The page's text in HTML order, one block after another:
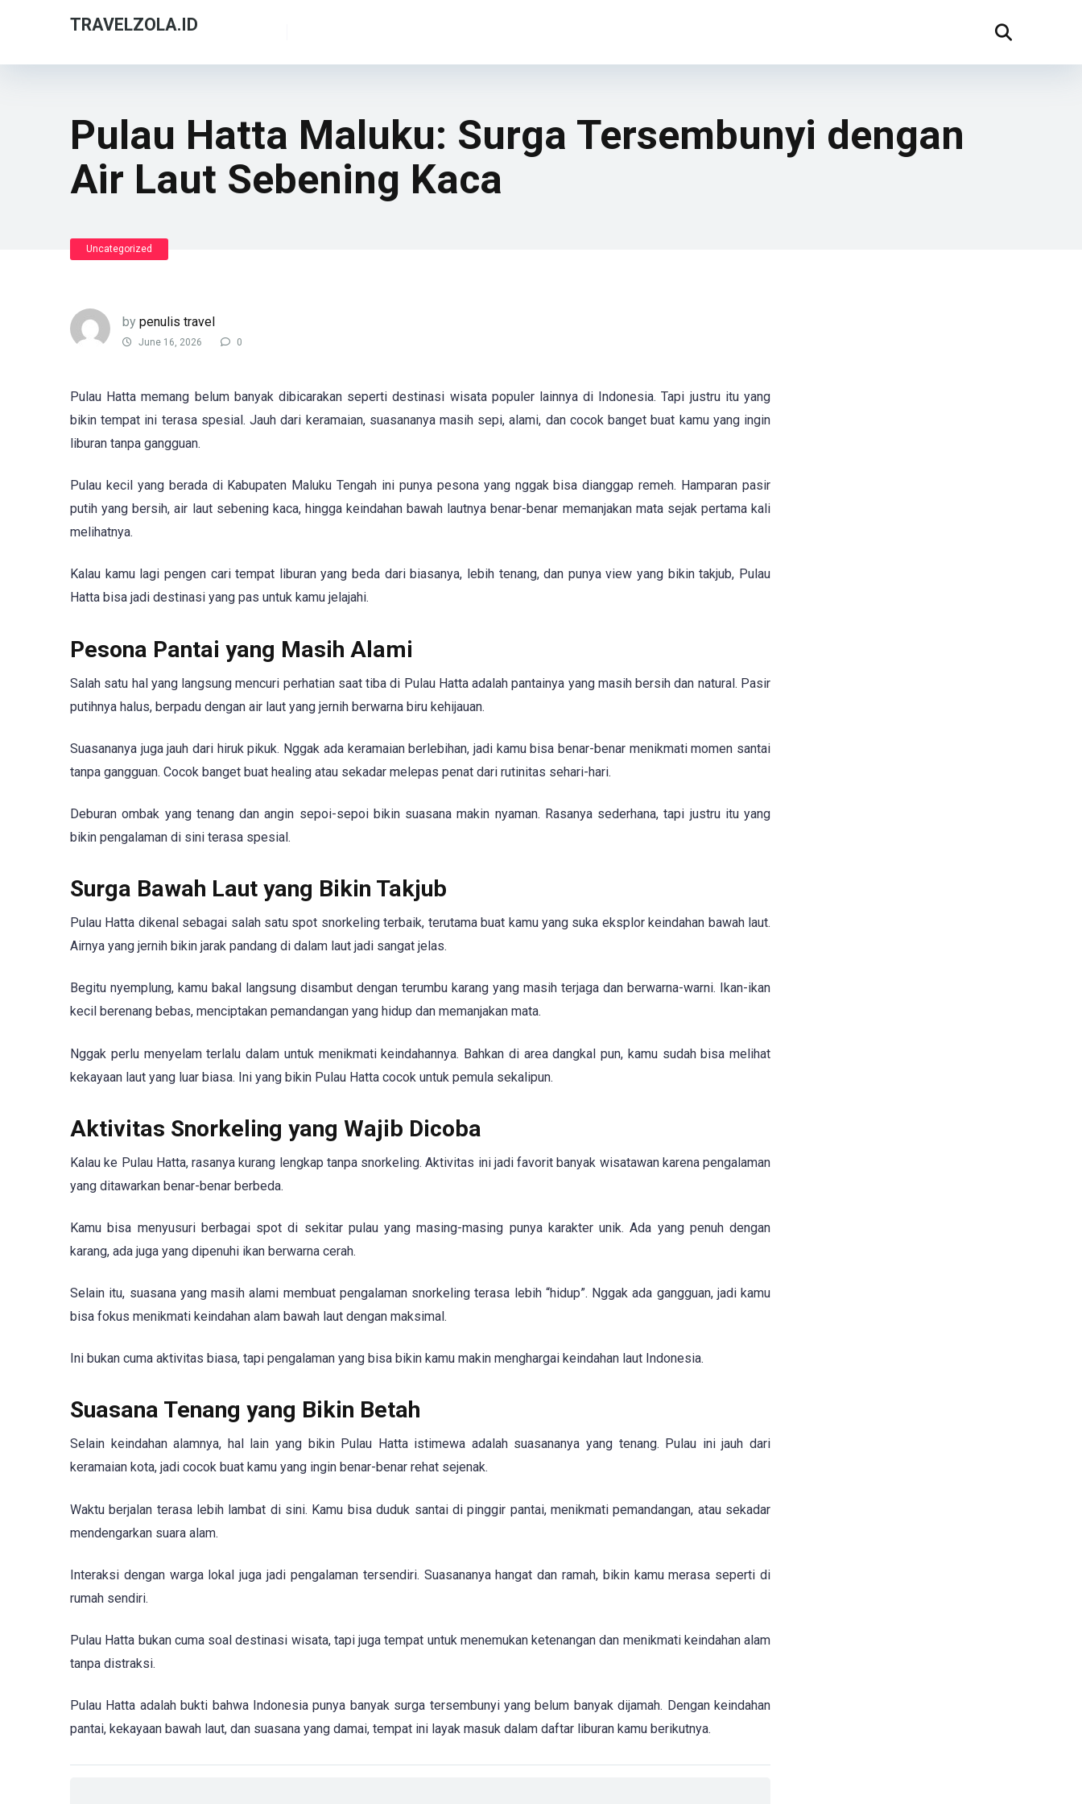
TRAVELZOLA.ID
Pulau Hatta Maluku: Surga Tersembunyi dengan
Air Laut Sebening Kaca
Uncategorized
by penulis travel
June 16, 2026 0
Pulau Hatta memang belum banyak dibicarakan seperti destinasi wisata populer lainnya di Indonesia. Tapi justru itu yang
bikin tempat ini terasa spesial. Jauh dari keramaian, suasananya masih sepi, alami, dan cocok banget buat kamu yang ingin
liburan tanpa gangguan.
Pulau kecil yang berada di Kabupaten Maluku Tengah ini punya pesona yang nggak bisa dianggap remeh. Hamparan pasir
putih yang bersih, air laut sebening kaca, hingga keindahan bawah lautnya benar-benar memanjakan mata sejak pertama kali
melihatnya.
Kalau kamu lagi pengen cari tempat liburan yang beda dari biasanya, lebih tenang, dan punya view yang bikin takjub, Pulau
Hatta bisa jadi destinasi yang pas untuk kamu jelajahi.
Pesona Pantai yang Masih Alami
Salah satu hal yang langsung mencuri perhatian saat tiba di Pulau Hatta adalah pantainya yang masih bersih dan natural. Pasir
putihnya halus, berpadu dengan air laut yang jernih berwarna biru kehijauan.
Suasananya juga jauh dari hiruk pikuk. Nggak ada keramaian berlebihan, jadi kamu bisa benar-benar menikmati momen santai
tanpa gangguan. Cocok banget buat healing atau sekadar melepas penat dari rutinitas sehari-hari.
Deburan ombak yang tenang dan angin sepoi-sepoi bikin suasana makin nyaman. Rasanya sederhana, tapi justru itu yang
bikin pengalaman di sini terasa spesial.
Surga Bawah Laut yang Bikin Takjub
Pulau Hatta dikenal sebagai salah satu spot snorkeling terbaik, terutama buat kamu yang suka eksplor keindahan bawah laut.
Airnya yang jernih bikin jarak pandang di dalam laut jadi sangat jelas.
Begitu nyemplung, kamu bakal langsung disambut dengan terumbu karang yang masih terjaga dan berwarna-warni. Ikan-ikan
kecil berenang bebas, menciptakan pemandangan yang hidup dan memanjakan mata.
Nggak perlu menyelam terlalu dalam untuk menikmati keindahannya. Bahkan di area dangkal pun, kamu sudah bisa melihat
kekayaan laut yang luar biasa. Ini yang bikin Pulau Hatta cocok untuk pemula sekalipun.
Aktivitas Snorkeling yang Wajib Dicoba
Kalau ke Pulau Hatta, rasanya kurang lengkap tanpa snorkeling. Aktivitas ini jadi favorit banyak wisatawan karena pengalaman
yang ditawarkan benar-benar berbeda.
Kamu bisa menyusuri berbagai spot di sekitar pulau yang masing-masing punya karakter unik. Ada yang penuh dengan
karang, ada juga yang dipenuhi ikan berwarna cerah.
Selain itu, suasana yang masih alami membuat pengalaman snorkeling terasa lebih “hidup”. Nggak ada gangguan, jadi kamu
bisa fokus menikmati keindahan alam bawah laut dengan maksimal.
Ini bukan cuma aktivitas biasa, tapi pengalaman yang bisa bikin kamu makin menghargai keindahan laut Indonesia.
Suasana Tenang yang Bikin Betah
Selain keindahan alamnya, hal lain yang bikin Pulau Hatta istimewa adalah suasananya yang tenang. Pulau ini jauh dari
keramaian kota, jadi cocok buat kamu yang ingin benar-benar rehat sejenak.
Waktu berjalan terasa lebih lambat di sini. Kamu bisa duduk santai di pinggir pantai, menikmati pemandangan, atau sekadar
mendengarkan suara alam.
Interaksi dengan warga lokal juga jadi pengalaman tersendiri. Suasananya hangat dan ramah, bikin kamu merasa seperti di
rumah sendiri.
Pulau Hatta bukan cuma soal destinasi wisata, tapi juga tempat untuk menemukan ketenangan dan menikmati keindahan alam
tanpa distraksi.
Pulau Hatta adalah bukti bahwa Indonesia punya banyak surga tersembunyi yang belum banyak dijamah. Dengan keindahan
pantai, kekayaan bawah laut, dan suasana yang damai, tempat ini layak masuk dalam daftar liburan kamu berikutnya.